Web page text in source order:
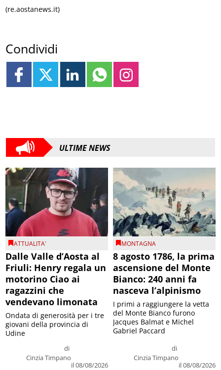
(re.aostanews.it)
Condividi
ULTIME NEWS
ATTUALITA'
Dalle Valle d’Aosta al
Friuli: Henry regala un
motorino Ciao ai
ragazzini che
vendevano limonata
di
Cinzia Timpano
il 08/08/2026
Ondata di generosità per i tre
giovani della provincia di
Udine
MONTAGNA
8 agosto 1786, la prima
ascensione del Monte
Bianco: 240 anni fa
nasceva l’alpinismo
di
Cinzia Timpano
il 08/08/2026
I primi a raggiungere la vetta
del Monte Bianco furono
Jacques Balmat e Michel
Gabriel Paccard